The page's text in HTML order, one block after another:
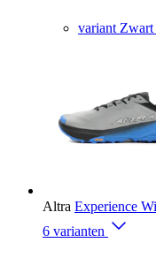
variant Zwart
Altra Experience
6 varianten